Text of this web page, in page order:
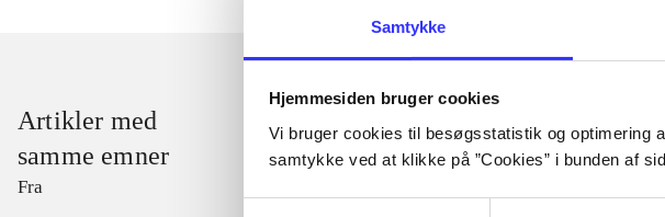
Samtykke
Hjemmesiden bruger cookies
Vi bruger cookies til besøgsstatistik og
samtykke ved at klikke på ”Cookies” i bunden af
Artikler med
samme emner
Fra